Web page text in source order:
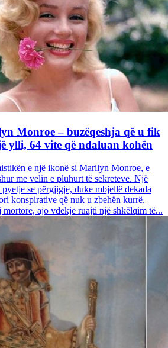
Monroe – buzëqeshja që u fik
ylli, 64 vite që ndaluan kohën
e një ikonë si Marilyn Monroe, e
me velin e pluhurt të sekreteve. Një
se përgjigje, duke mbjellë dekada
konspirative që nuk u zbehën kurrë.
mortore, ajo vdekje ruajti një shkëlqim të...